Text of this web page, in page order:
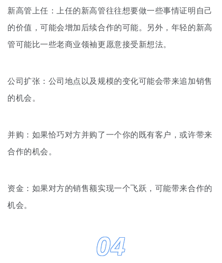
新高管上任：上任的新高管往往想要做一些事情证明自己
的价值，可能会增加后续合作的可能。另外，年轻的新高
管可能比一些老商业领袖更愿意接受新想法。
公司扩张：公司地点以及规模的变化可能会带来追加销售
的机会。
并购：如果恰巧对方并购了一个你的既有客户，或许带来
合作的机会。
资金：如果对方的销售额实现一个飞跃，可能带来合作的
机会。
04